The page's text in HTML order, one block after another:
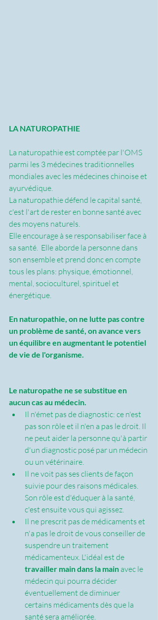
LA NATUROPATHIE
La naturopathie est comptée par l'OMS
parmi les 3 médecines traditionnelles
mondiales avec les médecines chinoise et
ayurvédique.
La naturopathie défend le capital santé,
c'est l'art de rester en bonne santé avec
des moyens naturels.
Elle encourage à se responsabiliser face à
sa santé.  Elle aborde la personne dans
son ensemble et prend donc en compte
tous les plans: physique, émotionnel,
mental, socioculturel, spirituel et
énergétique.
En naturopathie, on ne lutte pas contre
un problème de santé, on avance vers
un équilibre en augmentant le potentiel
de vie de l'organisme.
Le naturopathe ne se substitue en
aucun cas au médecin.
Il n'émet pas de diagnostic: ce n'est
pas son rôle et il n'en a pas le droit. Il
ne peut aider la personne qu'à partir
d'un diagnostic posé par un médecin
ou un vétérinaire.
Il ne voit pas ses clients de façon
suivie pour des raisons médicales.
Son rôle est d'éduquer à la santé,
c'est ensuite vous qui agissez.
Il ne prescrit pas de médicaments et
n'a pas le droit de vous conseiller de
suspendre un traitement
médicamenteux. L'idéal est de
travailler main dans la main avec le
médecin qui pourra décider
éventuellement de diminuer
certains médicaments dès que la
santé sera améliorée.